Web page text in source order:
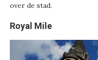
over de stad.
Royal Mile